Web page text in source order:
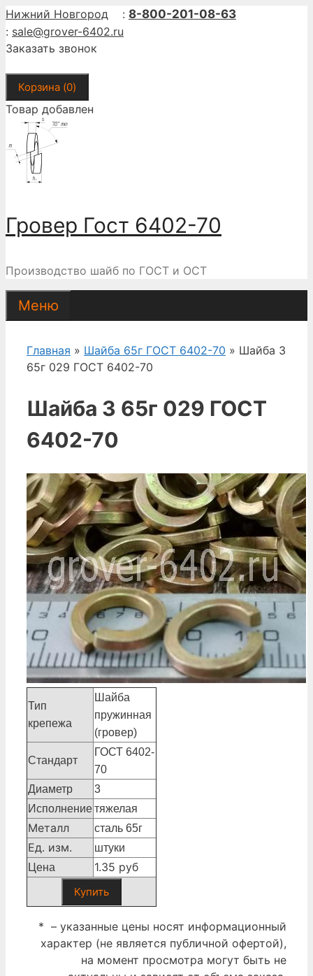
Перейти
к
содержимому
Нижний Новгород : 8-800-201-08-63
: sale@grover-6402.ru
Заказать звонок
Корзина (0)
Товар добавлен
Гровер Гост 6402-70
Производство шайб по ГОСТ и ОСТ
Меню
Главная » Шайба 65г ГОСТ 6402-70 » Шайба 3
65г 029 ГОСТ 6402-70
Шайба 3 65г 029 ГОСТ
6402-70
Тип
крепежа
Шайба
пружинная
(гровер)
Стандарт
ГОСТ 6402-
70
Диаметр
3
Исполнениетяжелая
Металл сталь 65г
Ед. изм.
штуки
Цена
1.35 руб
Купить
* – указанные цены носят информационный
характер (не является публичной офертой),
на момент просмотра могут быть не